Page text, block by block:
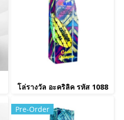
โล่รางวัล อะคริลิค รหัส 1088
Pre-Order